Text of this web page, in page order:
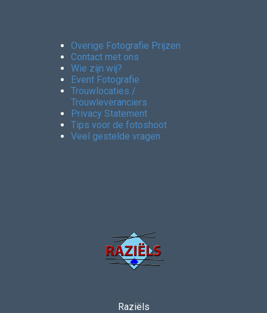
Overige Fotografie Prijzen
Contact met ons
Wie zijn wij?
Event Fotografie
Trouwlocaties /
Trouwleveranciers
Privacy Statement
Tips voor de fotoshoot
Veel gestelde vragen
Raziëls